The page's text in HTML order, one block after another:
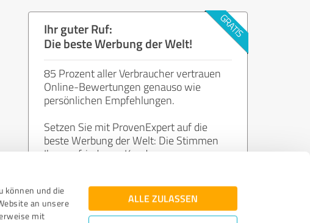
können und die
an unsere
mit
ALLE ZULASSEN
Ihr guter Ruf:
Die beste Werbung der Welt!
85 Prozent aller Verbraucher vertrauen
Online-Bewertungen genauso wie
persönlichen Empfehlungen.
Setzen Sie mit ProvenExpert auf die
beste Werbung der Welt: Die Stimmen
Ihrer zufriedenen Kunden.
Jetzt kostenlos starten